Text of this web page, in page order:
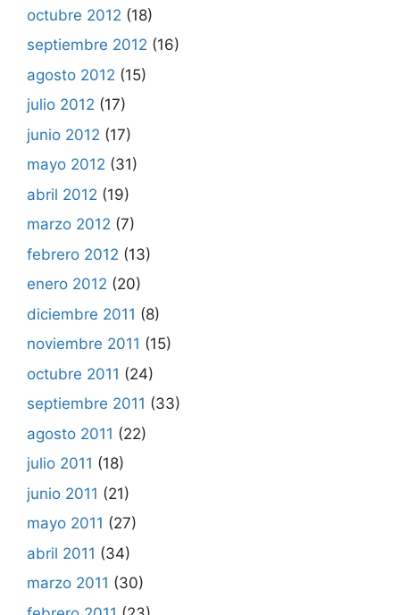
octubre 2012 (18)
septiembre 2012 (16)
agosto 2012 (15)
julio 2012 (17)
junio 2012 (17)
mayo 2012 (31)
abril 2012 (19)
marzo 2012 (7)
febrero 2012 (13)
enero 2012 (20)
diciembre 2011 (8)
noviembre 2011 (15)
octubre 2011 (24)
septiembre 2011 (33)
agosto 2011 (22)
julio 2011 (18)
junio 2011 (21)
mayo 2011 (27)
abril 2011 (34)
marzo 2011 (30)